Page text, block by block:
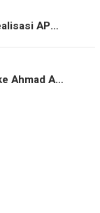
AP…
Ahmad A…